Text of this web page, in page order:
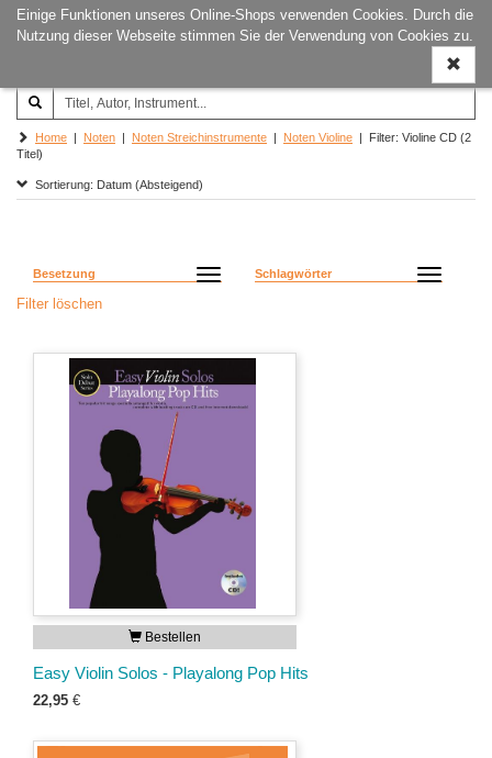
Einige Funktionen unseres Online-Shops verwenden Cookies. Durch die
Nutzung dieser Webseite stimmen Sie der Verwendung von Cookies zu.
ein-/
Joachim‐Trekel‐Musikverlag,
Hamburg
Home | Noten | Noten Streichinstrumente | Noten Violine | Filter: Violine CD (2
Titel)
Sortierung: Datum (Absteigend)
Besetzung Schlagwörter
Filter löschen
Bestellen
Easy Violin Solos - Playalong Pop Hits
22,95 €